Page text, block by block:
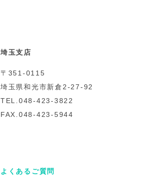
埼玉支店
〒351-0115
埼玉県和光市新倉2-27-92
TEL.048-423-3822
FAX.048-423-5944
よくあるご質問